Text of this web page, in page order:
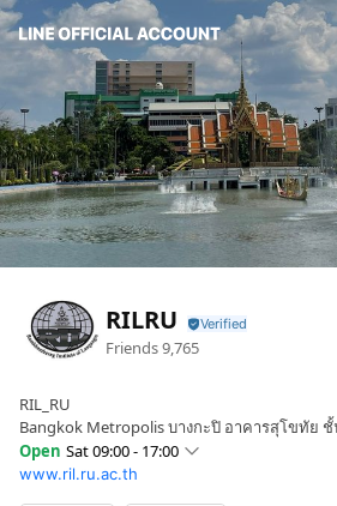
RILRU
Friends9,765
RIL_RU
Bangkok Metropolis บางกะปิ อาคารสุโขทัย
Open Sat 09:00 - 17:00
Sun09:00 - 17:00
Mon09:00 - 17:00
www.ril.ru.ac.th